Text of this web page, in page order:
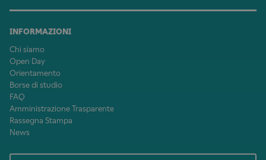
INFORMAZIONI
Chi siamo
Open Day
Orientamento
Borse di studio
FAQ
Amministrazione Trasparente
Rassegna Stampa
News